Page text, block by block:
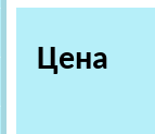
Цена